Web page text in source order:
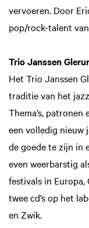
vervoeren. Door
pop/rock-talent
Trio Janssen
Het Trio Janssen
traditie van het
Thema’s,
een volledig nieuw
de goede te zijn in
even weerbarstig
festivals in Europa,
twee cd’s op het
en Zwik.